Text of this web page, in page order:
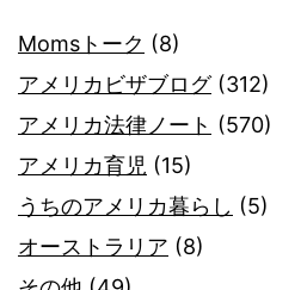
Momsトーク (8)
アメリカビザブログ(312)
アメリカ法律ノート (570)
アメリカ育児 (15)
うちのアメリカ暮らし (5)
オーストラリア (8)